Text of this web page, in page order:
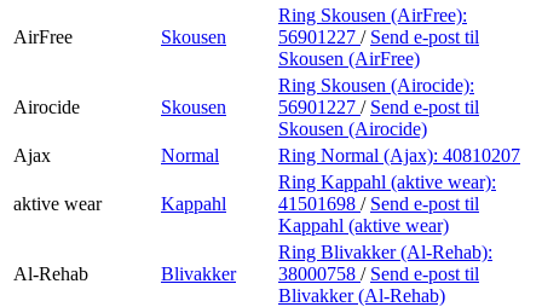
AirFree Skousen
Ring Skousen (AirFree):
56901227 / Send e-post til
Skousen (AirFree)
Airocide Skousen
Ring Skousen (Airocide):
56901227 / Send e-post til
Skousen (Airocide)
Ajax
Normal Ring Normal (Ajax): 40810207
aktive wear Kappahl
Ring Kappahl (aktive wear):
41501698 / Send e-post til
Kappahl (aktive wear)
Al-Rehab Blivakker
Ring Blivakker (Al-Rehab):
38000758 / Send e-post til
Blivakker (Al-Rehab)